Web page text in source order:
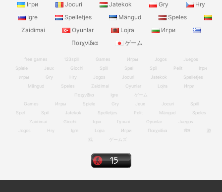
Ігри
Jocuri Jatekok Gry
Hry
Igre
Spelletjes Mängud
Speles
Zaidimai
Oyunlar Lojra
Игри
Παιχνίδια
ゲーム
free games 123spill Games Игры Jogos
Juegos
Spiele
Jeux Giochi Spill Spel Spil Pelit
Ігри
игры
Gry Hry Jogos Jocuri Jatekok
Spelletjes
Mängud
Speles Zaidimai Oyunlar Lojra
Игри
Παιχνίδια
Igre
ゲーム
Games
Игры Spiele Gry Jeux Jocuri
Spill
Spel
Spil Jatekok Spelletjes Pelit Mängud
Speles
Zaidimai
Giochi Ігри Гульні Oyunlar
Juegos
Jogos
Hry Igre Lojra Игри Παιχνίδια खेल
游
戏
ゲームズ